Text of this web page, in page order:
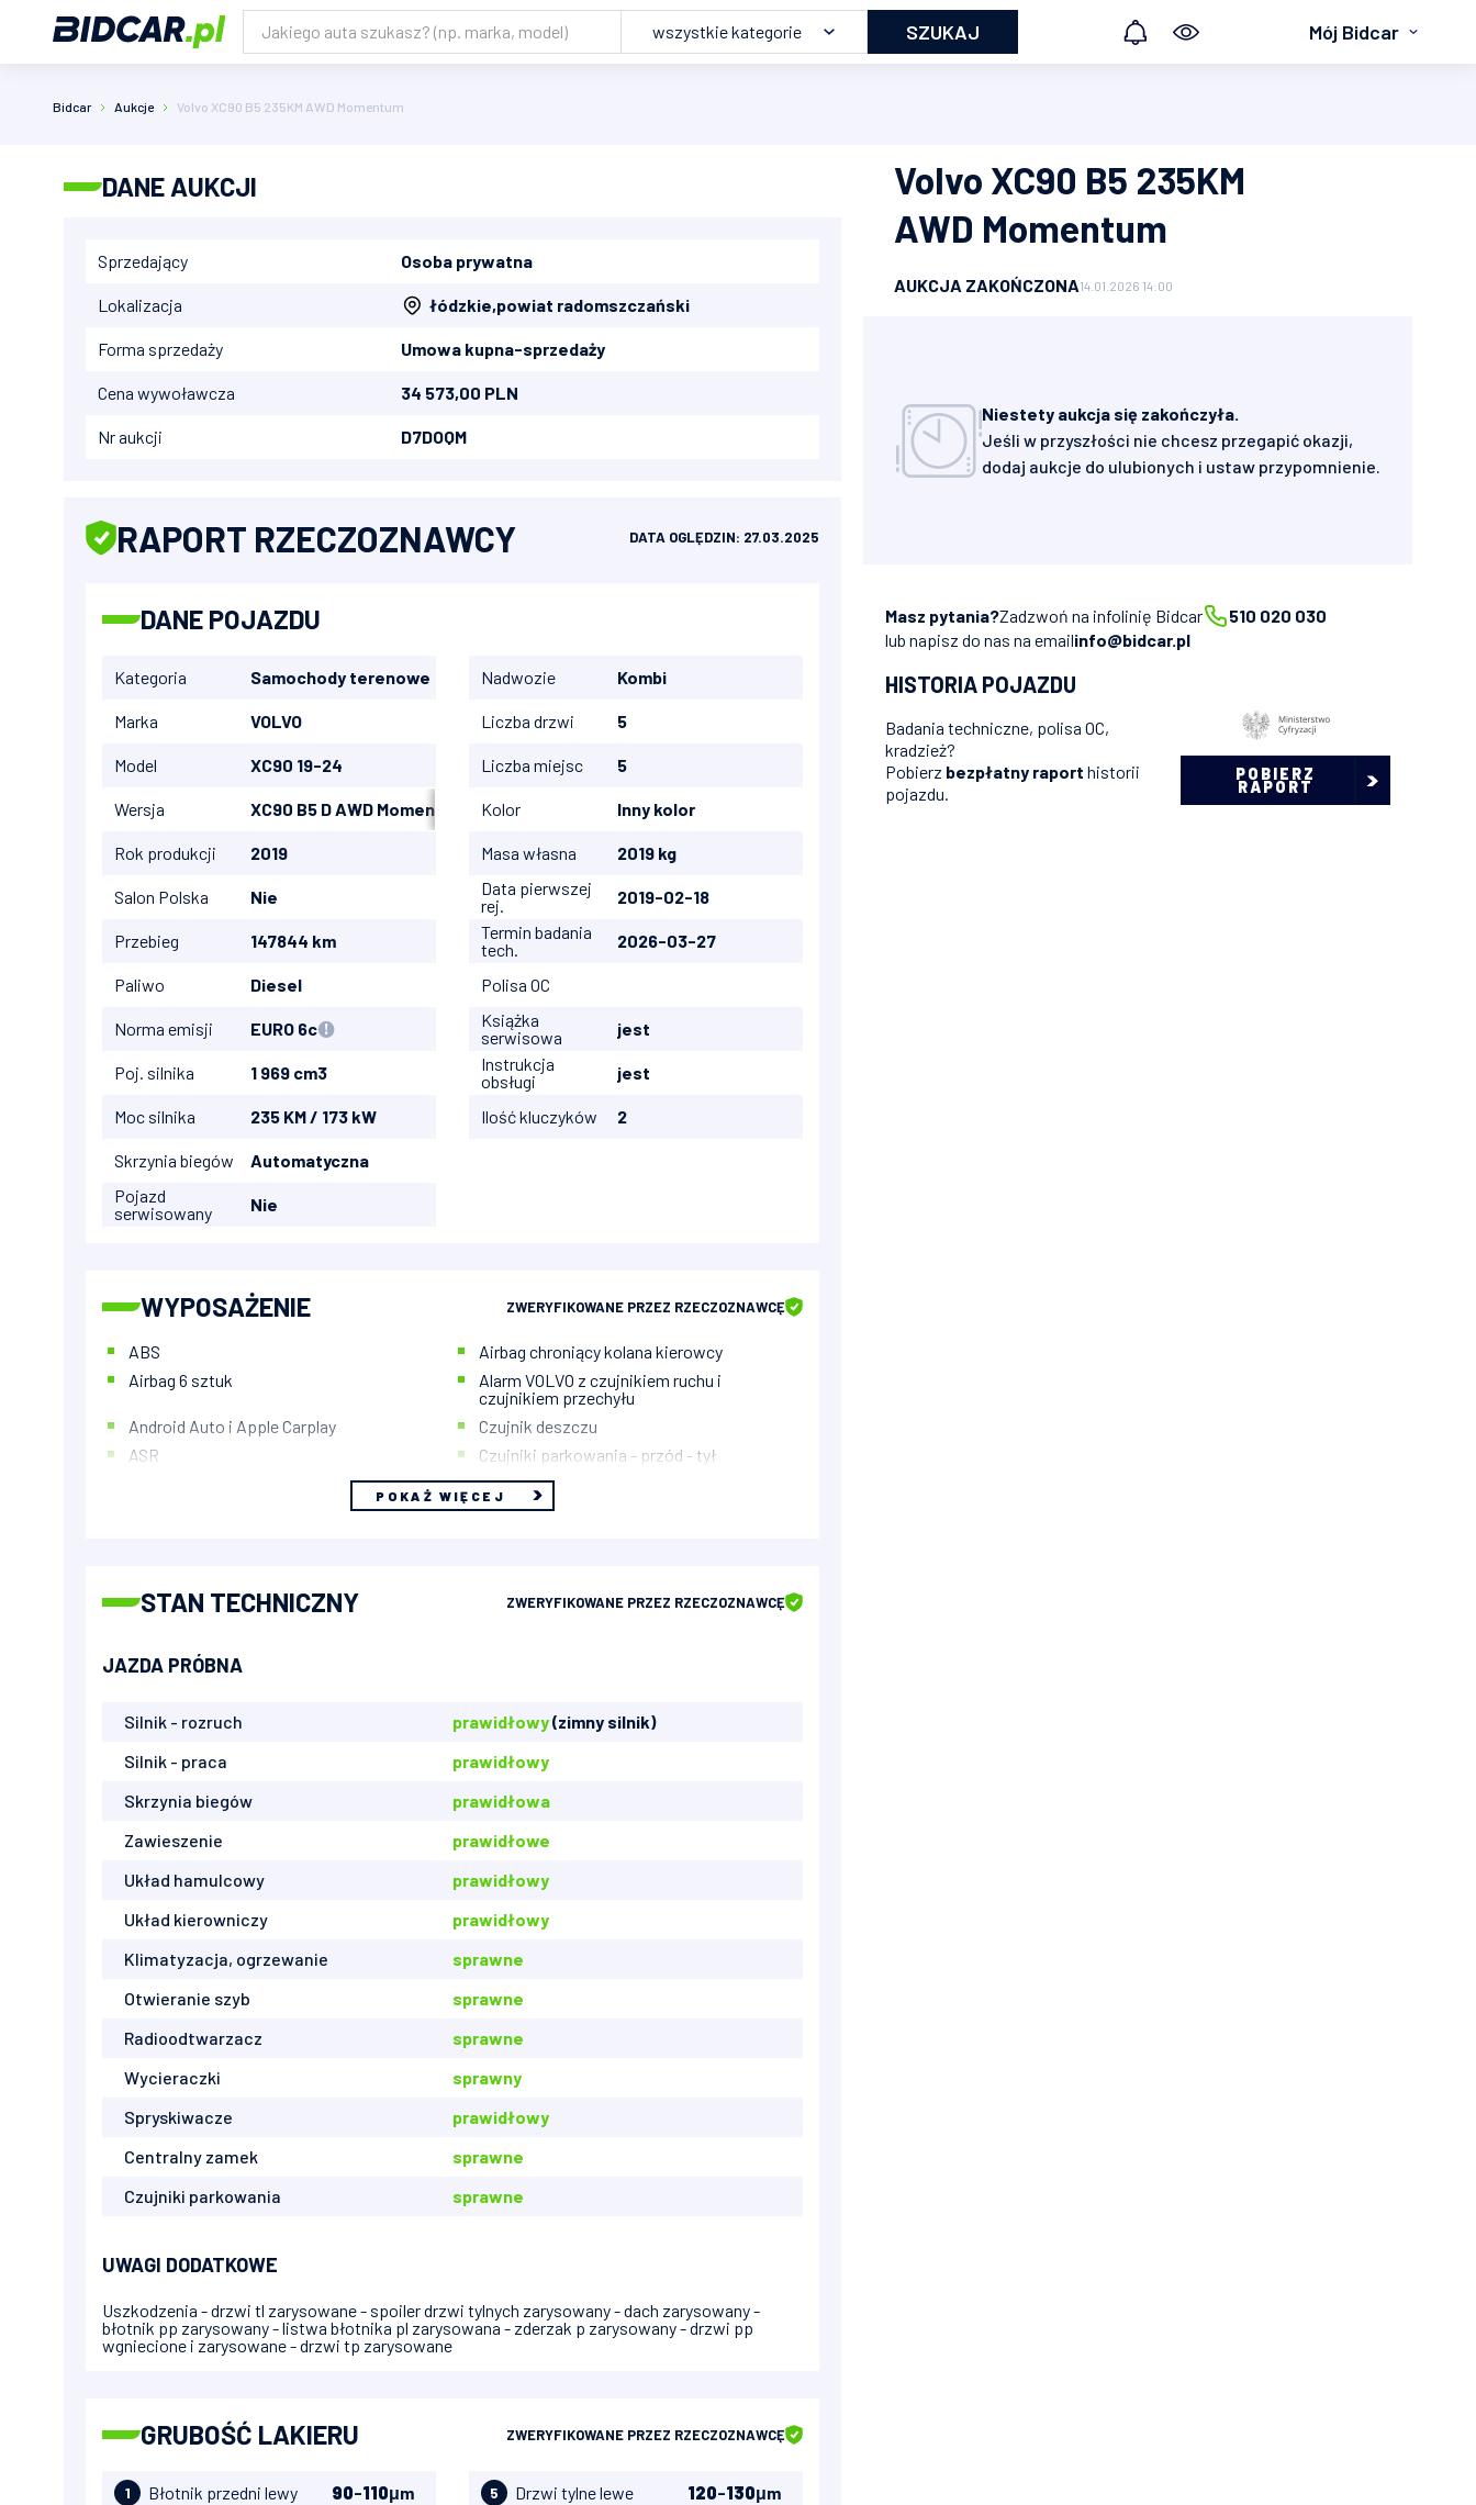
wszystkie kategorie SZUKAJ Mój Bidcar
Bidcar Aukcje Volvo XC90 B5 235KM AWD Momentum
DANE AUKCJI
Sprzedający Osoba prywatna
Lokalizacja łódzkie,powiat radomszczański
Forma sprzedaży Umowa kupna-sprzedaży
Cena wywoławcza 34 573,00 PLN
Nr aukcji D7DOQM
RAPORT RZECZOZNAWCY DATA OGLĘDZIN: 27.03.2025
DANE POJAZDU
Kategoria Samochody terenowe
Marka VOLVO
Model XC90 19-24
Wersja XC90 B5 D AWD Momentum aut
Rok produkcji 2019
Salon Polska Nie
Przebieg 147844 km
Paliwo Diesel
Norma emisji EURO 6c
Poj. silnika 1 969 cm3
Moc silnika 235 KM / 173 kW
Skrzynia biegów
Automatyczna
Pojazd
serwisowany
Nie
Nadwozie Kombi
Liczba drzwi 5
Liczba miejsc 5
Kolor Inny kolor
Masa własna
2019 kg
Data pierwszej
rej.
2019-02-18
Termin badania
tech.
2026-03-27
Polisa OC
Książka
serwisowa
jest
Instrukcja
obsługi
jest
Ilość kluczyków 2
WYPOSAŻENIE ZWERYFIKOWANE PRZEZ RZECZOZNAWCĘ
ABS
Airbag 6 sztuk
Airbag chroniący kolana kierowcy
Alarm VOLVO z czujnikiem ruchu i
czujnikiem przechyłu
Android Auto i Apple Carplay
ASR
Czujnik deszczu
Czujniki parkowania - przód - tył
POKAŻ WIĘCEJ
STAN TECHNICZNY ZWERYFIKOWANE PRZEZ RZECZOZNAWCĘ
JAZDA PRÓBNA
Silnik - rozruch prawidłowy(zimny silnik)
Silnik - praca
prawidłowy
Skrzynia biegów
prawidłowa
Zawieszenie
prawidłowe
Układ hamulcowy
prawidłowy
Układ kierowniczy
prawidłowy
Klimatyzacja, ogrzewanie
sprawne
Otwieranie szyb
sprawne
Radioodtwarzacz
sprawne
Wycieraczki
sprawny
Spryskiwacze
prawidłowy
Centralny zamek
sprawne
Czujniki parkowania
sprawne
UWAGI DODATKOWE
Uszkodzenia - drzwi tl zarysowane - spoiler drzwi tylnych zarysowany - dach zarysowany -
błotnik pp zarysowany - listwa błotnika pl zarysowana - zderzak p zarysowany - drzwi pp
wgniecione i zarysowane - drzwi tp zarysowane
GRUBOŚĆ LAKIERU ZWERYFIKOWANE PRZEZ RZECZOZNAWCĘ
1 Błotnik przedni lewy 90-110μm 5 Drzwi tylne lewe 120-130μm
Volvo XC90 B5 235KM
AWD Momentum
AUKCJA ZAKOŃCZONA14.01.2026 14:00
Niestety aukcja się zakończyła.
Jeśli w przyszłości nie chcesz przegapić okazji,
dodaj aukcje do ulubionych i ustaw przypomnienie.
Masz pytania?Zadzwoń na infolinię Bidcar
510 020 030
lub napisz do nas na emailinfo@bidcar.pl
HISTORIA POJAZDU
Badania techniczne, polisa OC,
kradzież?
Pobierz bezpłatny raport historii
pojazdu.
POBIERZ
RAPORT